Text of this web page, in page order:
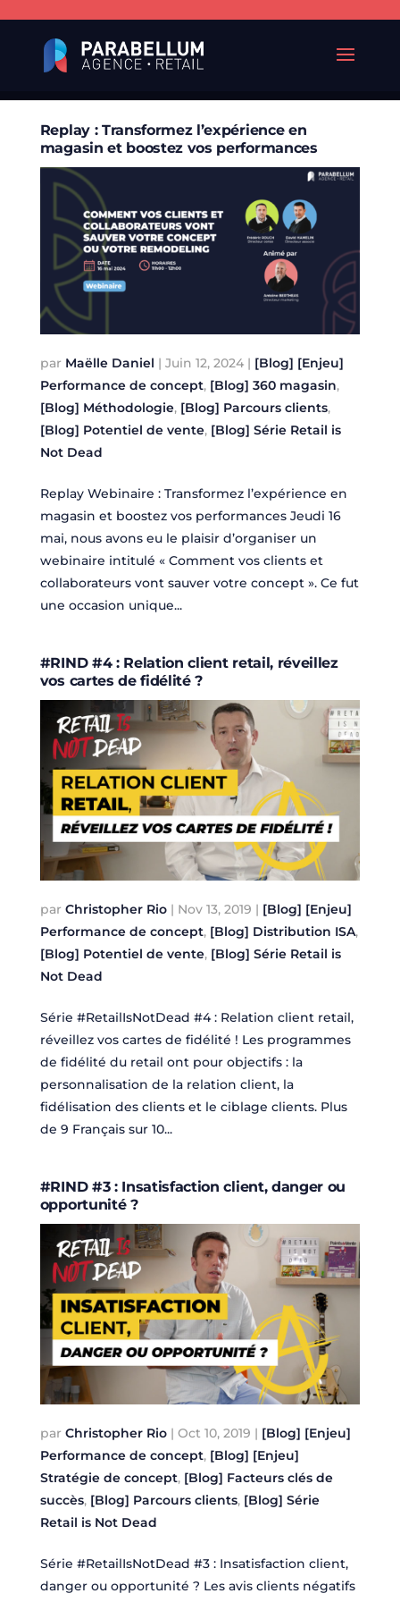
Replay : Transformez l’expérience en
magasin et boostez vos performances
par Maëlle Daniel | Juin 12, 2024| [Blog] [Enjeu]
Performance de concept, [Blog] 360 magasin,
[Blog] Méthodologie, [Blog] Parcours clients,
[Blog] Potentiel de vente, [Blog] Série Retail is
Not Dead
Replay Webinaire : Transformez l’expérience en
magasin et boostez vos performances Jeudi 16
mai, nous avons eu le plaisir d’organiser un
webinaire intitulé « Comment vos clients et
collaborateurs vont sauver votre concept ». Ce fut
une occasion unique...
#RIND #4 : Relation client retail, réveillez
vos cartes de fidélité ?
par Christopher Rio| Nov 13, 2019 | [Blog] [Enjeu]
Performance de concept, [Blog] Distribution ISA,
[Blog] Potentiel de vente, [Blog] Série Retail is
Not Dead
Série #RetailIsNotDead #4 : Relation client retail,
réveillez vos cartes de fidélité ! Les programmes
de fidélité du retail ont pour objectifs : la
personnalisation de la relation client, la
fidélisation des clients et le ciblage clients. Plus
de 9 Français sur 10...
#RIND #3 : Insatisfaction client, danger ou
opportunité ?
par Christopher Rio| Oct 10, 2019 | [Blog] [Enjeu]
Performance de concept, [Blog] [Enjeu]
Stratégie de concept, [Blog] Facteurs clés de
succès, [Blog] Parcours clients, [Blog] Série
Retail is Not Dead
Série #RetailIsNotDead #3 : Insatisfaction client,
danger ou opportunité ? Les avis clients négatifs